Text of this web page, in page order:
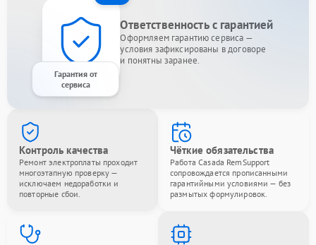
Гарантия от
сервиса
Ответственность с гарантией
Оформляем гарантию сервиса —
условия зафиксированы в договоре
и понятны заранее.
Контроль качества
Ремонт электроплаты проходит
многоэтапную проверку —
исключаем недоработки и
повторные сбои.
Чёткие обязательства
Работа Casada RemSupport
сопровождается прописанными
гарантийными условиями — без
размытых формулировок.